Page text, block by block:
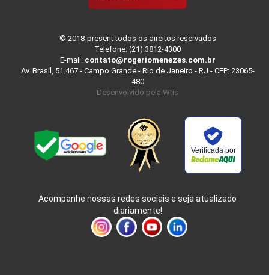
© 2018-present todos os direitos reservados
Telefone: (21) 3812-4300
E-mail: contato@rogeriomenezes.com.br
Av. Brasil, 51.467 - Campo Grande - Rio de Janeiro - RJ - CEP: 23065-
480
Desenvolvido pela Wtis
Verificada por
Acompanhe nossas redes sociais e seja atualizado
diariamente!